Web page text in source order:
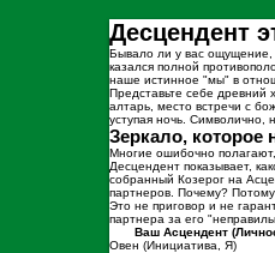
Десцендент
Бывало ли у вас ощущение,
казался полной
наше истинное "мы" в
Представьте себе
алтарь, место встречи с
уступая ночь. Символично,
Зеркало, которое
Многие ошибочно
Десцендент показывает,
собранный Козерог на
партнеров. Почему? Потому
Это не приговор и не
партнера за его
Ваш Асцендент
Овен (Инициатива, Я)